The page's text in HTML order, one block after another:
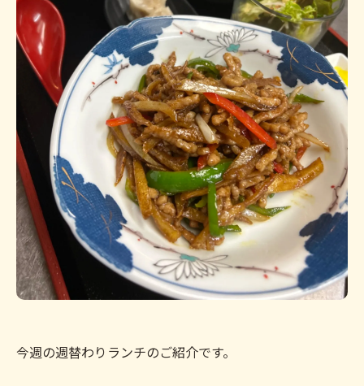
今週の週替わりランチのご紹介です。